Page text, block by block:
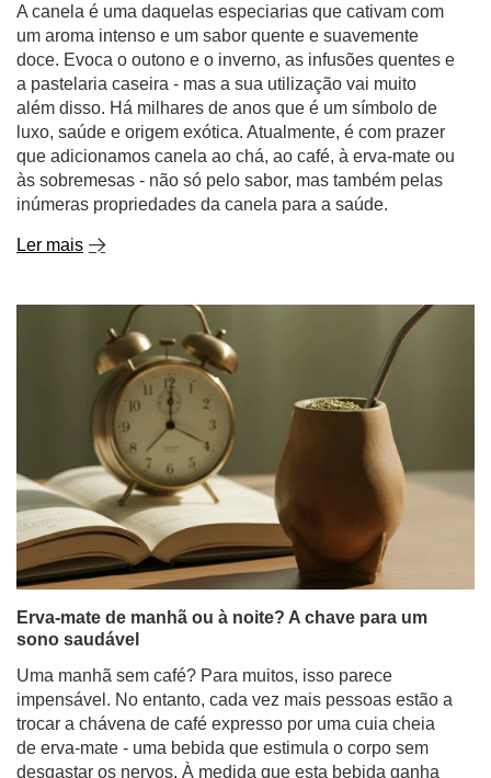
além disso. Há milhares de anos que é um símbolo de
luxo, saúde e origem exótica. Atualmente, é com prazer
que adicionamos canela ao chá, ao café, à erva-mate ou
às sobremesas - não só pelo sabor, mas também pelas
inúmeras propriedades da canela para a saúde.
Ler mais
Erva-mate de manhã ou à noite? A chave para um
sono saudável
Uma manhã sem café? Para muitos, isso parece
impensável. No entanto, cada vez mais pessoas estão a
trocar a chávena de café expresso por uma cuia cheia
de erva-mate - uma bebida que estimula o corpo sem
desgastar os nervos. À medida que esta bebida ganha
popularidade, surge uma questão cada vez mais
frequente: a erva-mate afecta o sono? As suas
propriedades revigorantes, que nos ajudam a estar
alerta durante o dia, podem dificultar o adormecimento?